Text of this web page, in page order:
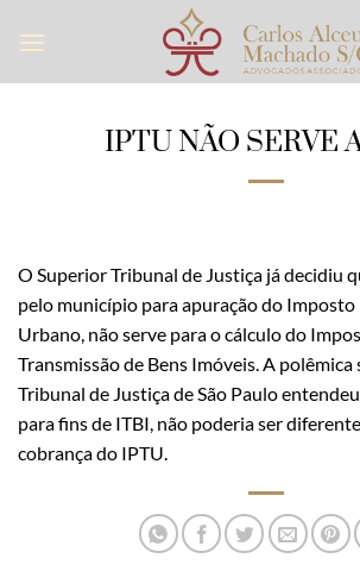
IPTU NÃO SERVE
O Superior Tribunal de Justiça já decidiu
pelo município para apuração do
Urbano, não serve para o cálculo do
Transmissão de Bens Imóveis. A
Tribunal de Justiça de São Paulo
para fins de ITBI, não poderia ser
cobrança do IPTU.